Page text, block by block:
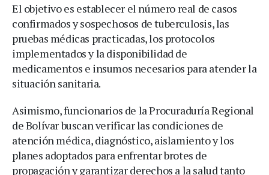
El objetivo es establecer el número real de casos
confirmados y sospechosos de tuberculosis, las
pruebas médicas practicadas, los protocolos
implementados y la disponibilidad de
medicamentos e insumos necesarios para atender la
situación sanitaria.
Asimismo, funcionarios de la Procuraduría Regional
de Bolívar buscan verificar las condiciones de
atención médica, diagnóstico, aislamiento y los
planes adoptados para enfrentar brotes de
propagación y garantizar derechos a la salud tanto